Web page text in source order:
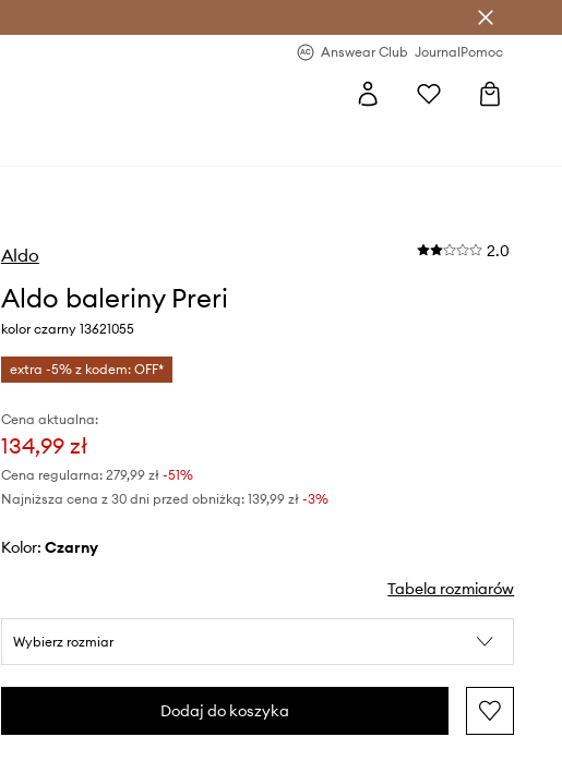
Answear Club JournalPomoc
Aldo 2.0
Aldo baleriny Preri
kolor czarny 13621055
extra -5% z kodem: OFF*
Cena aktualna:
134,99 zł
Cena regularna: 279,99 zł-51%
Najniższa cena z 30 dni przed obniżką: 139,99 zł -3%
Kolor: czarny
Tabela rozmiarów
Wybierz rozmiar
Dodaj do koszyka